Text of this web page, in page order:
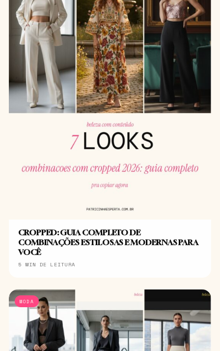
CROPPED: GUIA COMPLETO DE
COMBINAÇÕES ESTILOSAS E MODERNAS PARA
VOCÊ
5 MIN DE LEITURA
MODA